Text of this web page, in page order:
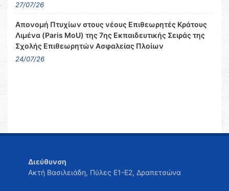
27/07/26
Απονομή Πτυχίων στους νέους Επιθεωρητές Κράτους
Λιμένα (Paris MoU) της 7ης Εκπαιδευτικής Σειράς της
Σχολής Επιθεωρητών Ασφαλείας Πλοίων
24/07/26
Διεύθυνση
Ακτή Βασιλειάδη, Πύλες Ε1-Ε2, Δραπετσώνα